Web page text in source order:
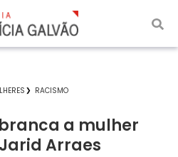
RACISMO
a mulher
Arraes